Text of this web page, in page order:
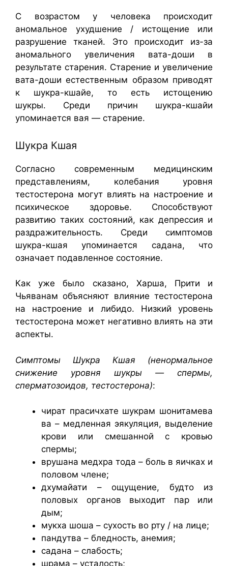
С возрастом у человека происходит
аномальное ухудшение / истощение или
разрушение тканей. Это происходит из-за
аномального увеличения вата-доши в
результате старения. Старение и увеличение
вата-доши естественным образом приводят
к шукра-кшайе, то есть истощению
шукры. Среди причин шукра-кшайи
упоминается вая — старение.
Шукра Кшая
Согласно современным медицинским
представлениям, колебания уровня
тестостерона могут влиять на настроение и
психическое здоровье. Способствуют
развитию таких состояний, как депрессия и
раздражительность. Среди симптомов
шукра-кшая упоминается садана, что
означает подавленное состояние.
Как уже было сказано, Харша, Прити и
Чьяванам объясняют влияние тестостерона
на настроение и либидо. Низкий уровень
тестостерона может негативно влиять на эти
аспекты.
Симптомы Шукра Кшая (ненормальное
снижение уровня шукры — спермы,
сперматозоидов, тестостерона):
чират прасичхате шукрам шонитамева
ва – медленная эякуляция, выделение
крови или смешанной с кровью
спермы;
врушана медхра тода – боль в яичках и
половом члене;
дхумайати – ощущение, будто из
половых органов выходит пар или
дым;
мукха шоша – сухость во рту / на лице;
пандутва – бледность, анемия;
садана – слабость;
шрама – усталость;